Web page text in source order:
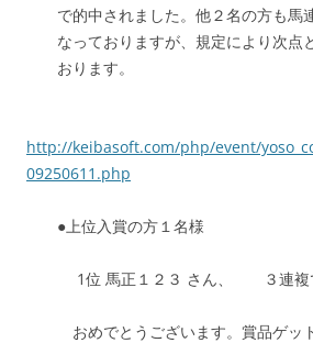
で的中されました。他２名の方も馬
なっておりますが、規定により次点
おります。
http://keibasoft.com/php/event/
09250611.php
●上位入賞の方１名様
1位 馬正１２３ さん、 ３連複
おめでとうございます。賞品ゲット